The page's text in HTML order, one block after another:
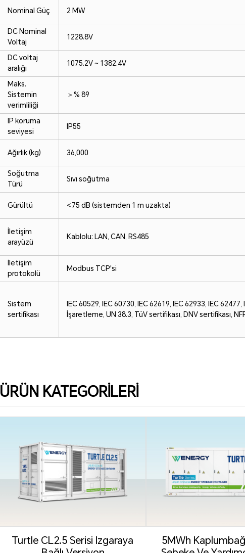
Nominal Güç 2 MW
DC Nominal
Voltaj
1228.8V
DC voltaj
aralığı
1075.2V ~ 1382.4V
Maks.
Sistemin
verimliliği
＞% 89
IP koruma
seviyesi
IP55
Ağırlık (kg) 36,000
Soğutma
Türü
Sıvı soğutma
Gürültü <75 dB (sistemden 1 m uzakta)
İletişim
arayüzü
Kablolu: LAN, CAN, RS485
İletişim
protokolü
Modbus TCP'si
Sistem
sertifikası
IEC 60529, IEC 60730, IEC 62619, IEC 62933, IEC
İşaretleme, UN 38.3, TüV sertifikası, DNV sertifikası,
ÜRÜN KATEGORILERI
Turtle CL2.5 Serisi Izgaraya
5MWh